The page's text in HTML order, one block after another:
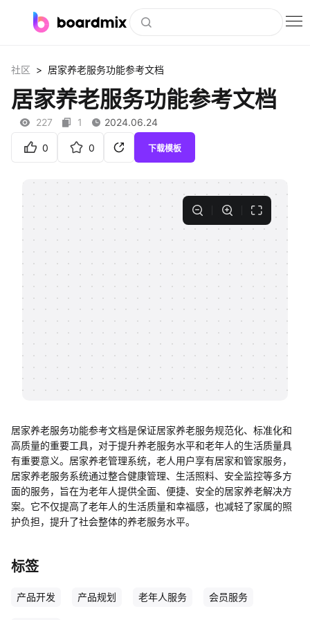
社区资源
下载
私有化部署
客户案例
支持
帮助中心
社区 > 居家养老服务功能参考文档
居家养老服务功能参考文档
227 1 2024.06.24
0 0 下载模板
居家养老服务功能参考文档是保证居家养老服务规范化、标准化和
高质量的重要工具，对于提升养老服务水平和老年人的生活质量具
有重要意义。居家养老管理系统，老人用户享有居家和管家服务，
居家养老服务系统通过整合健康管理、生活照料、安全监控等多方
面的服务，旨在为老年人提供全面、便捷、安全的居家养老解决方
案。它不仅提高了老年人的生活质量和幸福感，也减轻了家属的照
护负担，提升了社会整体的养老服务水平。
标签
产品开发 产品规划 老年人服务 会员服务